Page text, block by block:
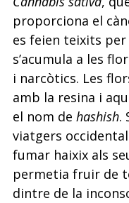
proporciona el
es feien teixits
s’acumula a les
i narcòtics. Les
amb la resina i
el nom de hashish.
viatgers
fumar haixix als
permetia fruir de
dintre de la